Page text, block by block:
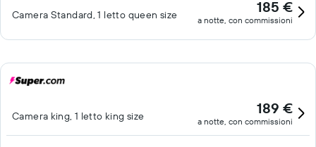
Camera Standard, 1 letto queen size 185 €
a notte, con commissioni
Camera king, 1 letto king size 189 €
a notte, con commissioni